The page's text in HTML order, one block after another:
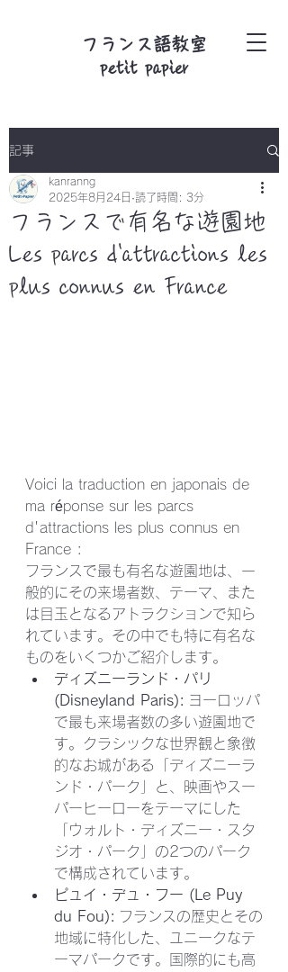
フランス語教室
petit papier
記事
フランスで有名な遊園地
Les parcs d'attractions les
plus connus en France
kanranng
2025年8月24日 読了時間: 3分
Voici la traduction en japonais de
ma réponse sur les parcs
d'attractions les plus connus en
France :
フランスで最も有名な遊園地は、一
般的にその来場者数、テーマ、また
は目玉となるアトラクションで知ら
れています。その中でも特に有名な
ものをいくつかご紹介します。
ディズニーランド・パリ
(Disneyland Paris): ヨーロッパ
で最も来場者数の多い遊園地で
す。クラシックな世界観と象徴
的なお城がある「ディズニーラ
ンド・パーク」と、映画やスー
パーヒーローをテーマにした
「ウォルト・ディズニー・スタ
ジオ・パーク」の2つのパーク
で構成されています。
ピュイ・デュ・フー (Le Puy
du Fou): フランスの歴史とその
地域に特化した、ユニークなテ
ーマパークです。国際的にも高